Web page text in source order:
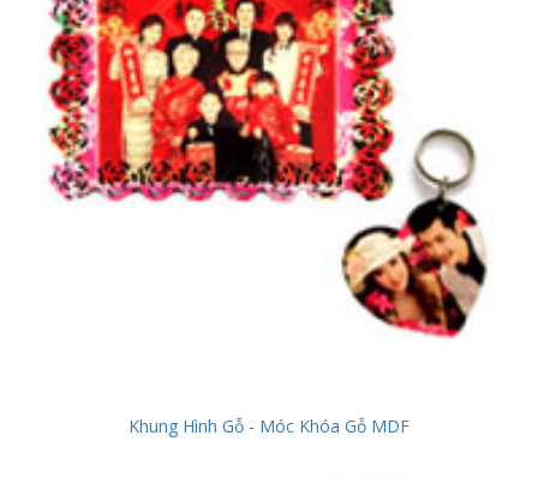
Khung Hình Gỗ - Móc Khóa Gỗ MDF